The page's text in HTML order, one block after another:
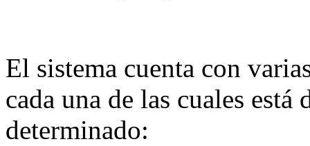
El sistema cuenta con
cada una de las cuales
determinado: